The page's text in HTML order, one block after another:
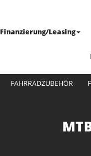
Finanzierung/Leasing
FAHRRADZUBEHÖR